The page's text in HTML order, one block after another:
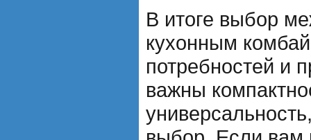
В итоге выбор
кухонным
потребностей и
важны